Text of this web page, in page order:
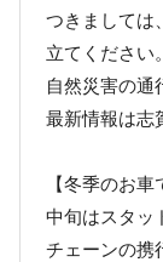
つきましては
立てください。
自然災害の通
最新情報は志
【冬季のお
中旬はスタッ
チェーンの携